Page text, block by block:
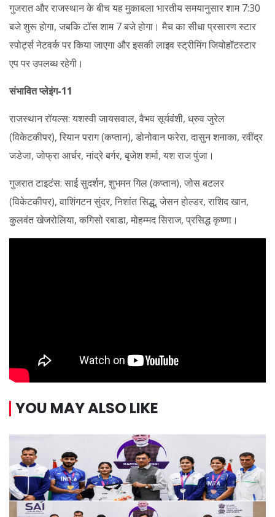
गुजरात और राजस्थान के बीच यह मुकाबला भारतीय समयानुसार शाम 7:30
बजे शुरू होगा, जबकि टॉस शाम 7 बजे होगा। मैच का सीधा प्रसारण स्टार
स्पोर्ट्स नेटवर्क पर किया जाएगा और इसकी लाइव स्ट्रीमिंग जियोहॉटस्टार
एप पर उपलब्ध रहेगी।
संभावित प्लेइंग-11
राजस्थान रॉयल्स: यशस्वी जायसवाल, वैभव सूर्यवंशी, ध्रुव जुरेल
(विकेटकीपर), रियान पराग (कप्तान), डोनोवान फरेरा, दासुन शनाका, रवींद्र
जडेजा, जोफ्रा आर्चर, नांद्रे बर्गर, बृजेश शर्मा, यश राज पुंजा।
गुजरात टाइटंस: साई सुदर्शन, शुभमन गिल (कप्तान), जोस बटलर
(विकेटकीपर), वाशिंगटन सुंदर, निशांत सिद्धू, जेसन होल्डर, राशिद खान,
कुलवंत खेजरोलिया, कगिसो रबाडा, मोहम्मद सिराज, प्रसिद्ध कृष्णा।
YOU MAY ALSO LIKE